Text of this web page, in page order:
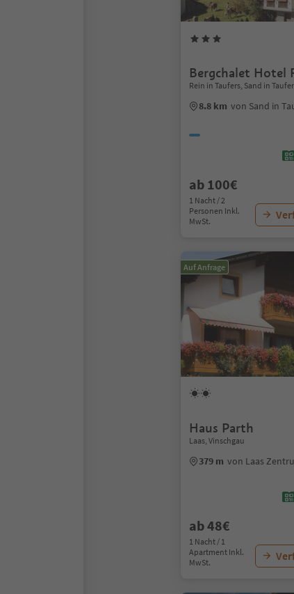
Bergchalet Hotel
Rein in Taufers, Sand in
8.8 km von Sand in
ab 100€
1 Nacht / 2
Personen Inkl.
MwSt.
Auf Anfrage
Haus Parth
Laas, Vinschgau
379 m von Laas
ab 48€
1 Nacht / 1
Apartment Inkl.
MwSt.